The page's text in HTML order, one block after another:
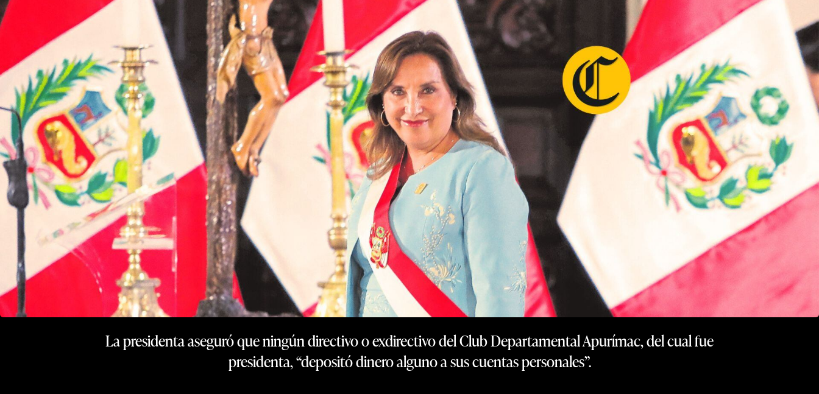
La presidenta aseguró que ningún directivo o exdirectivo del Club Departamental Apurímac, del cual fue
presidenta, “depositó dinero alguno a sus cuentas personales”.